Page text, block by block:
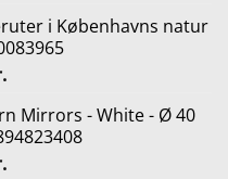
pris
er:
322,50 kr..
i Københavns natur
Den
pris
er:
158,84 kr..
Mirrors - White - Ø 40
Den